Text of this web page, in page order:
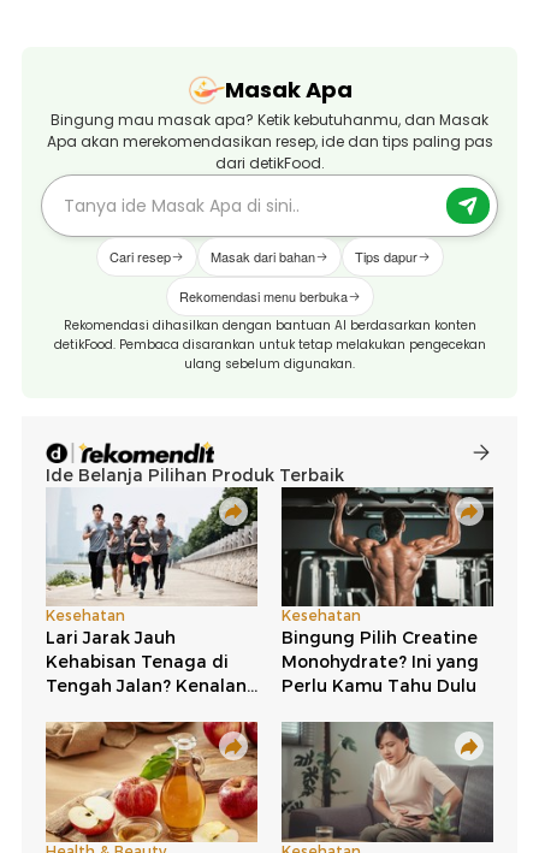
Masak Apa
Bingung mau masak apa? Ketik kebutuhanmu, dan Masak
Apa akan merekomendasikan resep, ide dan tips paling pas
dari detikFood.
Cari resep Masak dari bahan Tips dapur
Rekomendasi menu berbuka
Rekomendasi dihasilkan dengan bantuan AI berdasarkan konten
detikFood. Pembaca disarankan untuk tetap melakukan pengecekan
ulang sebelum digunakan.